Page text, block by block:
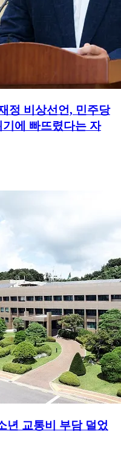
정 비상선언, 민주당
에 빠뜨렸다는 자
년 교통비 부담 덜었